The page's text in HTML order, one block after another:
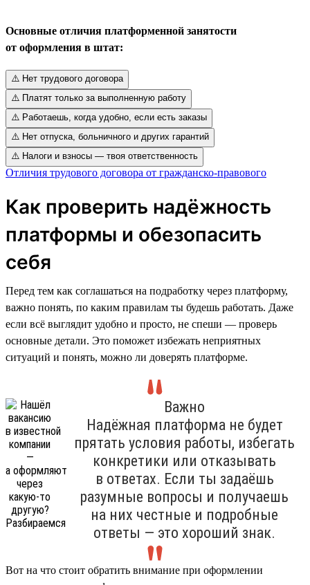
Основные отличия платформенной занятости
от оформления в штат:
⚠️ Нет трудового договора
⚠️ Платят только за выполненную работу
⚠️ Работаешь, когда удобно, если есть заказы
⚠️ Нет отпуска, больничного и других гарантий
⚠️ Налоги и взносы — твоя ответственность
Отличия трудового договора от гражданско-правового
Как проверить надёжность
платформы и обезопасить
себя
Перед тем как соглашаться на подработку через платформу,
важно понять, по каким правилам ты будешь работать. Даже
если всё выглядит удобно и просто, не спеши — проверь
основные детали. Это поможет избежать неприятных
ситуаций и понять, можно ли доверять платформе.
Важно
Надёжная платформа не будет
прятать условия работы, избегать
конкретики или отказывать
в ответах. Если ты задаёшь
разумные вопросы и получаешь
на них честные и подробные
ответы — это хороший знак.
Вот на что стоит обратить внимание при оформлении